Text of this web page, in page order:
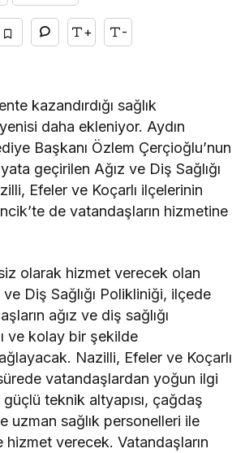
+ -
kazandırdığı sağlık
yenisi daha ekleniyor. Aydın
Başkanı Özlem Çerçioğlu’nun
geçirilen Ağız ve Diş Sağlığı
Efeler ve Koçarlı ilçelerinin
de vatandaşların hizmetine
olarak hizmet verecek olan
Diş Sağlığı Polikliniği, ilçede
ağız ve diş sağlığı
ve kolay bir şekilde
Nazilli, Efeler ve Koçarlı
vatandaşlardan yoğun ilgi
teknik altyapısı, çağdaş
uzman sağlık personelleri ile
hizmet verecek. Vatandaşların